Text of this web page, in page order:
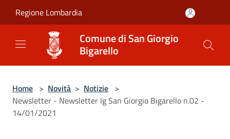
Regione Lombardia
Comune di San Giorgio
Bigarello
Home > Novità > Notizie >
Newsletter - Newsletter Ig San Giorgio Bigarello n.02 -
14/01/2021